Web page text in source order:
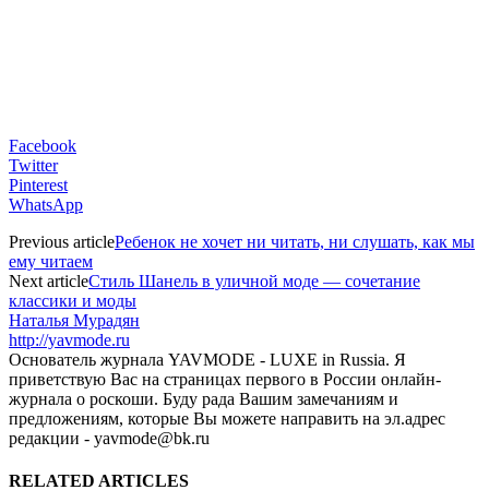
Facebook
Twitter
Pinterest
WhatsApp
Previous articleРебенок не хочет ни читать, ни слушать, как мы
ему читаем
Next articleСтиль Шанель в уличной моде — сочетание
классики и моды
Наталья Мурадян
http://yavmode.ru
Основатель журнала YAVMODE - LUXE in Russia. Я
приветствую Вас на страницах первого в России онлайн-
журнала о роскоши. Буду рада Вашим замечаниям и
предложениям, которые Вы можете направить на эл.адрес
редакции - yavmode@bk.ru
RELATED ARTICLES